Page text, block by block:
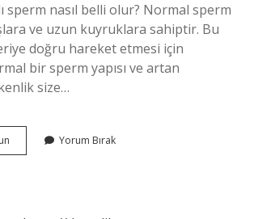
sperm nasıl belli olur? Normal sperm
ve uzun kuyruklara sahiptir. Bu
doğru hareket etmesi için
bir sperm yapısı ve artan
size…
Sperm
Yorum Bırak